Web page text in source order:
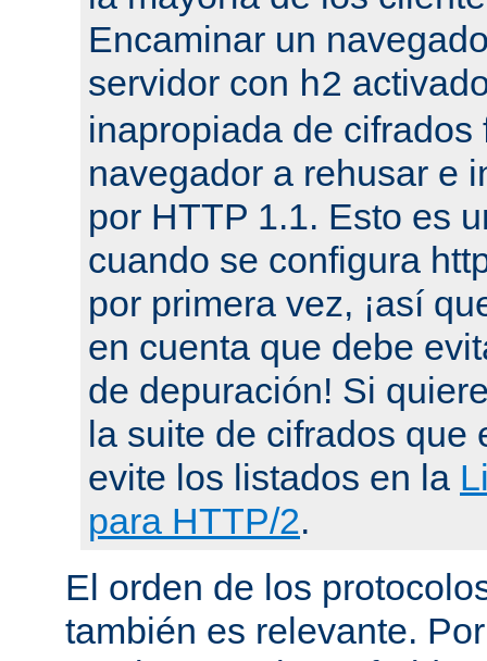
Encaminar un
servidor con h2
inapropiada de cifrados
navegador a rehusar e
por HTTP 1.1. Esto es
cuando se configura
por primera vez, ¡así
en cuenta que debe
de depuración! Si
la suite de cifrados que
evite los listados en la
para HTTP/2.
El orden de los
también es relevante.